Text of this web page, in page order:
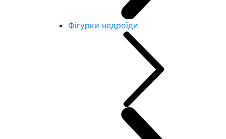
Фігурки недроїди